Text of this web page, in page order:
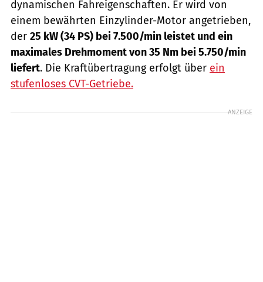
dynamischen Fahreigenschaften. Er wird von
einem bewährten Einzylinder-Motor angetrieben,
der 25 kW (34 PS) bei 7.500/min leistet und ein
maximales Drehmoment von 35 Nm bei 5.750/min
liefert. Die Kraftübertragung erfolgt über ein
stufenloses CVT-Getriebe.
ANZEIGE